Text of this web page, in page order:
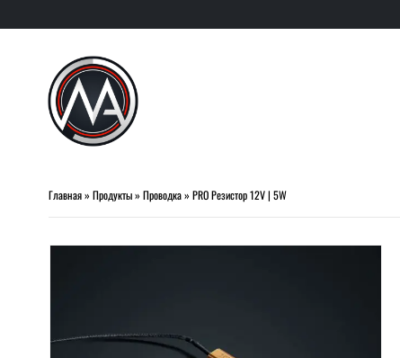
Главная» Продукты» Проводка» PRO Резистор 12V | 5W